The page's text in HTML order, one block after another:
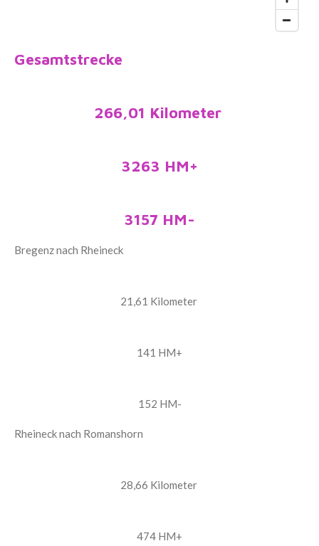
Gesamtstrecke
266,01 Kilometer
3263 HM+
3157 HM-
Bregenz nach Rheineck
21,61 Kilometer
141 HM+
152 HM-
Rheineck nach Romanshorn
28,66 Kilometer
474 HM+